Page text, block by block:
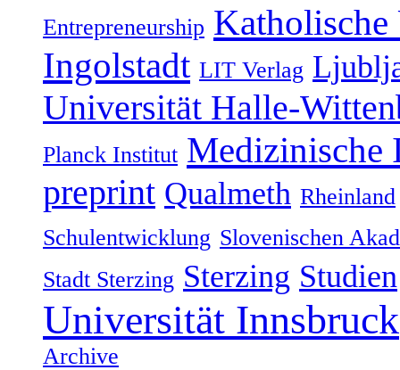
Entrepreneurship
Ingolstadt LIT Verlag
Universität Halle-
Planck Institut
preprint Qualmeth Rheinland
Schulentwicklung Slovenischen
Stadt Sterzing Sterzing Studien
Universität Innsbruck
Archive